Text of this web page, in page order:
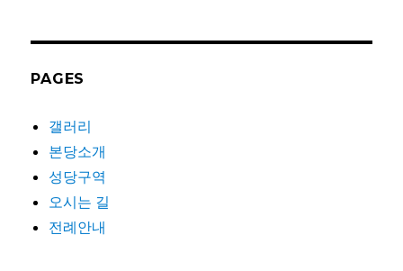
PAGES
갤러리
본당소개
성당구역
오시는 길
전례안내